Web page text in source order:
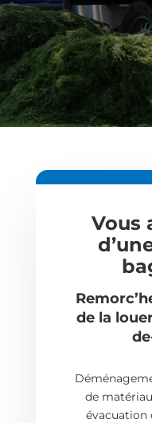
Vous
de la
de
évacuation